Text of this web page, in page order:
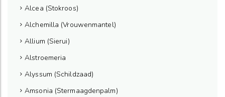
Alcea (Stokroos)
Alchemilla (Vrouwenmantel)
Allium (Sierui)
Alstroemeria
Alyssum (Schildzaad)
Amsonia (Stermaagdenpalm)